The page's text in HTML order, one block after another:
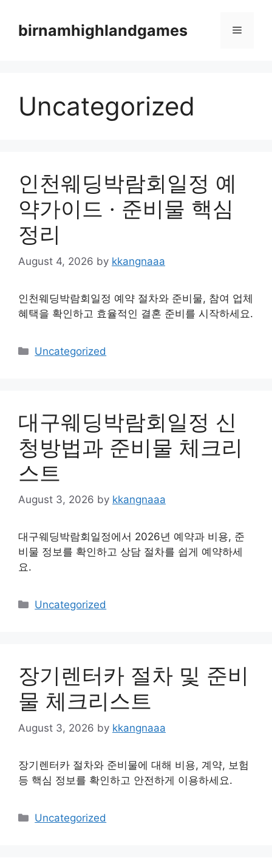
contentbirnamhighlandgames Menu
Uncategorized
인천웨딩박람회일정 예
약가이드 · 준비물 핵심
정리
August 4, 2026 by kkangnaaa
인천웨딩박람회일정 예약 절차와 준비물, 참여 업체
혜택을 확인하고 효율적인 결혼 준비를 시작하세요.
Categories
Uncategorized
대구웨딩박람회일정 신
청방법과 준비물 체크리
스트
August 3, 2026 by kkangnaaa
대구웨딩박람회일정에서 2026년 예약과 비용, 준
비물 정보를 확인하고 상담 절차를 쉽게 예약하세
요.
Categories
Uncategorized
장기렌터카 절차 및 준비
물 체크리스트
August 3, 2026 by kkangnaaa
장기렌터카 절차와 준비물에 대해 비용, 계약, 보험
등 핵심 정보를 확인하고 안전하게 이용하세요.
Categories
Uncategorized